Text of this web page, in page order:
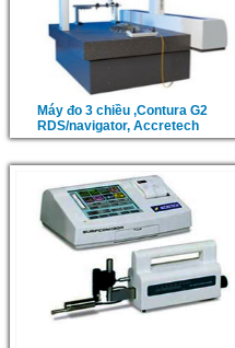
Máy đo 3 chiều ,Contura G2
RDS/navigator, Accretech